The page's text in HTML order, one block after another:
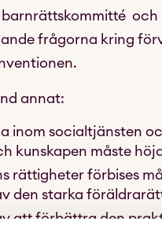
barnrättskommitté och
frågorna kring
annat:
inom socialtjänsten
kunskapen måste
rättigheter förbises
den starka
att förbättra den